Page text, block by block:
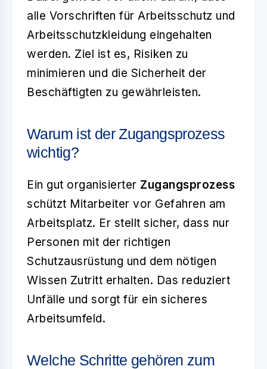
alle Vorschriften für Arbeitsschutz und
Arbeitsschutzkleidung eingehalten
werden. Ziel ist es, Risiken zu
minimieren und die Sicherheit der
Beschäftigten zu gewährleisten.
Warum ist der Zugangsprozess
wichtig?
Ein gut organisierter Zugangsprozess
schützt Mitarbeiter vor Gefahren am
Arbeitsplatz. Er stellt sicher, dass nur
Personen mit der richtigen
Schutzausrüstung und dem nötigen
Wissen Zutritt erhalten. Das reduziert
Unfälle und sorgt für ein sicheres
Arbeitsumfeld.
Welche Schritte gehören zum